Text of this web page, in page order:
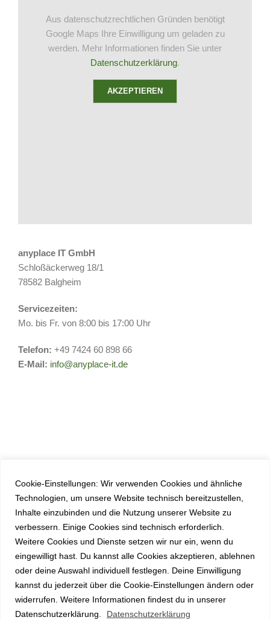
Cookie-Einstellungen: Wir verwenden Cookies und ähnliche
Technologien, um unsere Website technisch bereitzustellen,
Inhalte einzubinden und die Nutzung unserer Website zu
verbessern. Einige Cookies sind technisch erforderlich.
Weitere Cookies und Dienste setzen wir nur ein, wenn du
eingewilligt hast. Du kannst alle Cookies akzeptieren, ablehnen
oder deine Auswahl individuell festlegen. Deine Einwilligung
kannst du jederzeit über die Cookie-Einstellungen ändern oder
widerrufen. Weitere Informationen findest du in unserer
Datenschutzerklärung.
Datenschutzerklärung
Aus datenschutzrechtlichen Gründen benötigt
Google Maps Ihre Einwilligung um geladen zu
werden. Mehr Informationen finden Sie unter
Datenschutzerklärung.
AKZEPTIEREN
anyplace IT GmbH
Schloßäckerweg 18/1
78582 Balgheim
Servicezeiten:
Mo. bis Fr. von 8:00 bis 17:00 Uhr
Telefon: +49 7424 60 898 66
E-Mail: info@anyplace-it.de